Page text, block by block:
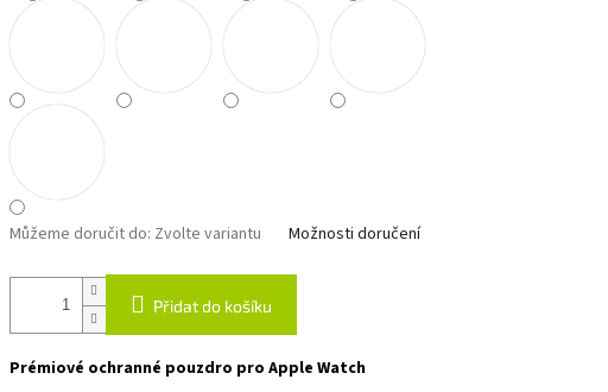
Můžeme doručit do: Zvolte variantu Možnosti doručení
Přidat do košíku
Prémiové ochranné pouzdro pro Apple Watch